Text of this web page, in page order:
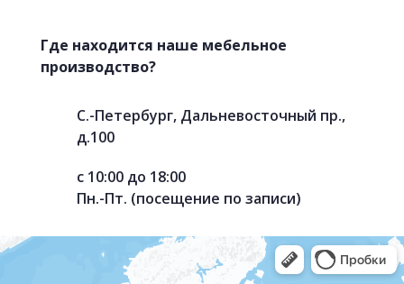
Где находится наше мебельное
производство?
С.-Петербург, Дальневосточный пр.,
д.100
с 10:00 до 18:00
Пн.-Пт. (посещение по записи)